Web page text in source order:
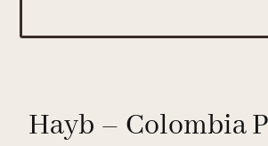
Hayb – Colombia